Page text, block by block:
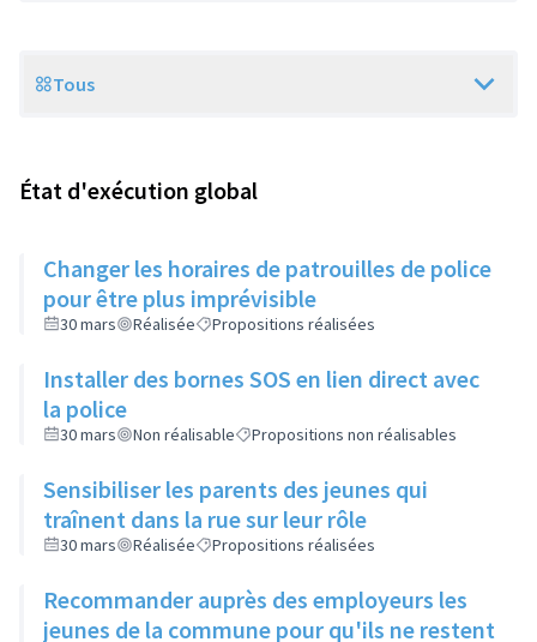
Scope
Tous
État d'exécution global
Changer les horaires de patrouilles de police
pour être plus imprévisible
30 mars Réalisée Propositions réalisées
Installer des bornes SOS en lien direct avec
la police
30 mars Non réalisable Propositions non réalisables
Sensibiliser les parents des jeunes qui
traînent dans la rue sur leur rôle
30 mars Réalisée Propositions réalisées
Recommander auprès des employeurs les
jeunes de la commune pour qu'ils ne restent